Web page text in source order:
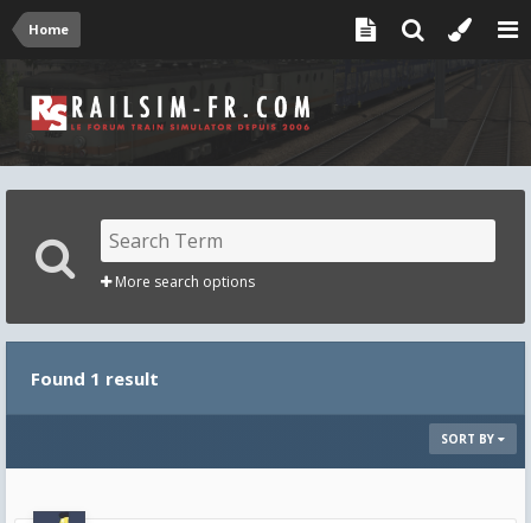
Home
More search options
Found 1 result
SORT BY